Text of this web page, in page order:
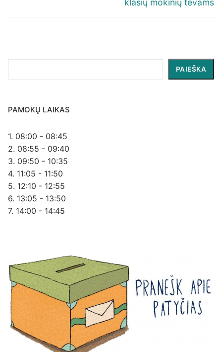
PAIEŠKA
PAMOKŲ LAIKAS
1. 08:00 - 08:45
2. 08:55 - 09:40
3. 09:50 - 10:35
4. 11:05 - 11:50
5. 12:10 - 12:55
6. 13:05 - 13:50
7. 14:00 - 14:45